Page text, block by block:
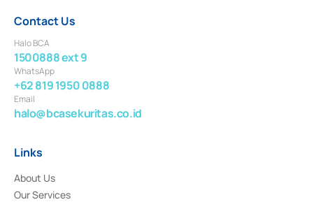
Contact Us
Halo BCA
1500888 ext 9
WhatsApp
+62 819 1950 0888
Email
halo@bcasekuritas.co.id
Links
About Us
Our Services